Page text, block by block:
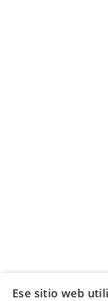
Ese sitio web